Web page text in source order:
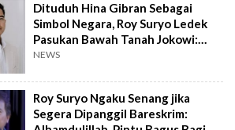
Dituduh Hina Gibran Sebagai
Simbol Negara, Roy Suryo Ledek
Pasukan Bawah Tanah Jokowi:
Jangan Kayak Fufufafa Malas
NEWS
Roy Suryo Ngaku Senang jika
Segera Dipanggil Bareskrim: